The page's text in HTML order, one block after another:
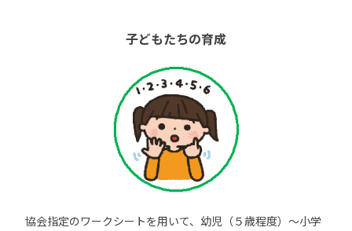
子どもたちの育成
協会指定のワークシートを用いて、幼児（５歳程度）～小学